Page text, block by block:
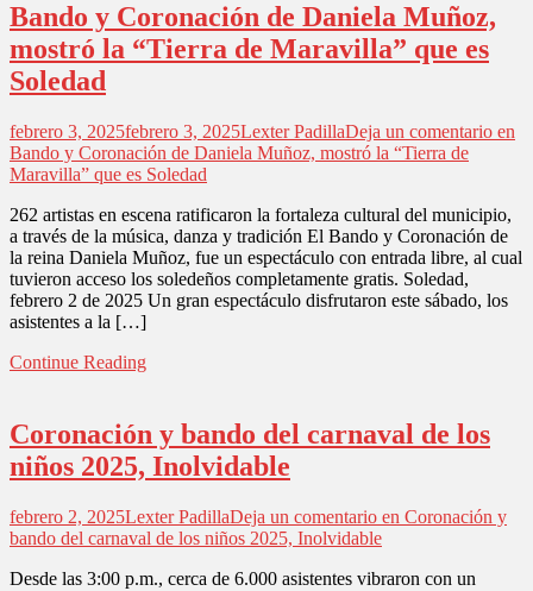
Bando y Coronación de Daniela Muñoz,
mostró la “Tierra de Maravilla” que es
Soledad
febrero 3, 2025febrero 3, 2025Lexter PadillaDeja un comentario en
Bando y Coronación de Daniela Muñoz, mostró la “Tierra de
Maravilla” que es Soledad
262 artistas en escena ratificaron la fortaleza cultural del municipio,
a través de la música, danza y tradición El Bando y Coronación de
la reina Daniela Muñoz, fue un espectáculo con entrada libre, al cual
tuvieron acceso los soledeños completamente gratis. Soledad,
febrero 2 de 2025 Un gran espectáculo disfrutaron este sábado, los
asistentes a la […]
Continue Reading
Coronación y bando del carnaval de los
niños 2025, Inolvidable
febrero 2, 2025Lexter PadillaDeja un comentario en Coronación y
bando del carnaval de los niños 2025, Inolvidable
Desde las 3:00 p.m., cerca de 6.000 asistentes vibraron con un